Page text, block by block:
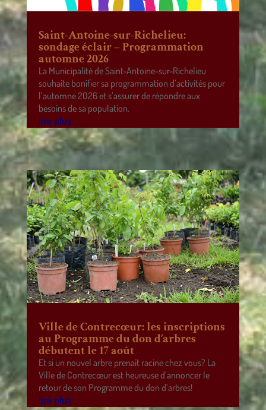
Saint-Antoine-sur-Richelieu:
sondage éclair – Programmation
automne 2026
La Municipalité de Saint-Antoine-sur-Richelieu
souhaite bonifier sa programmation d’activités pour
l’automne 2026 et s’assurer de répondre aux
besoins de sa population.
lire plus
Ville de Contrecœur: les inscriptions
au Programme du don d’arbres
débutent le 17 août
Et si un nouvel arbre prenait racine chez vous? La
Ville de Contrecœur est heureuse d’annoncer le
retour de son Programme du don d’arbres!
lire plus